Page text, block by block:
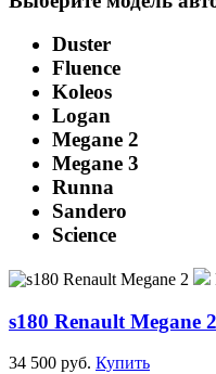
Duster
Fluence
Koleos
Logan
Megane 2
Megane 3
Runna
Sandero
Science
s180 Renault Megane 2
34 500 руб. Купить